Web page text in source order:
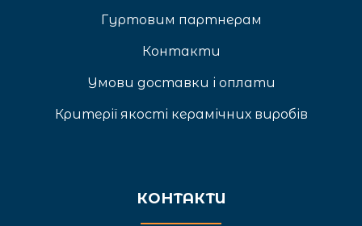
Гуртовим партнерам
Контакти
Умови доставки і оплати
Критерії якості керамічних виробів
КОНТАКТИ